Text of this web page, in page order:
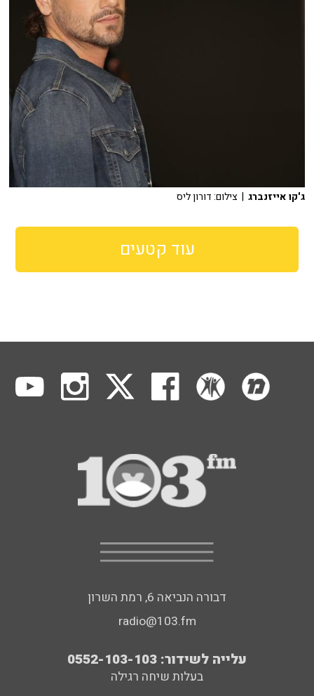
ג'קו אייזנברג | צילום: דורון ליס
עוד קטעים
דבורה הנביאה 6, רמת השרון
radio@103.fm
עלייה לשידור: 0552-103-103
בעלות שיחה רגילה